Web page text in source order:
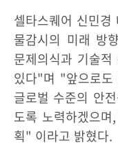
셀타스퀘어 신민
물감시의 미래 방
문제의식과 기술
있다"며 "앞으로도
글로벌 수준의 안
도록 노력하겠으
획" 이라고 밝혔다.